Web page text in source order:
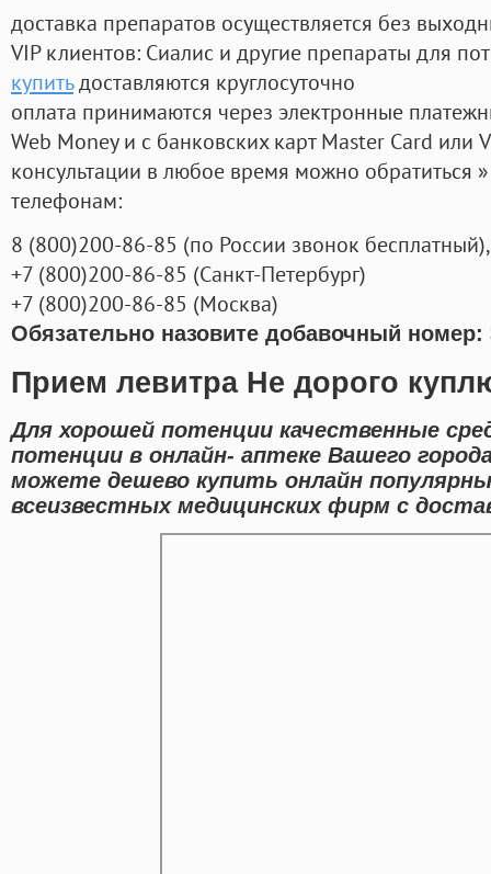
доставка препаратов осуществляется без
VIP клиентов: Сиалис и другие препараты для
купитьдоставляются круглосуточно
оплата принимаются через электронные
Web Money и с банковских карт Master Card или
консультации в любое время можно обратиться
телефонам:
8 (800)200-86-85 (по России звонок бесплатный),
+7 (800)200-86-85 (Санкт-Петербург)
+7 (800)200-86-85 (Москва)
Обязательно назовите добавочный номер:
Прием левитра Не дорого
Для хорошей потенции качественные
потенции в онлайн- аптеке Вашего
можете дешево купить онлайн
всеизвестных медицинских фирм с